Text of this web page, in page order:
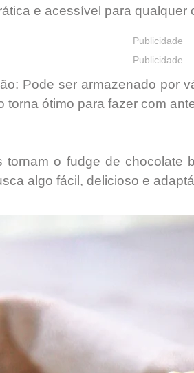
e acessível para qualquer
Publicidade
Publicidade
Podeser armazenado por
torna ótimo para fazer com
tornam o fudge de chocolate
algo fácil, delicioso e